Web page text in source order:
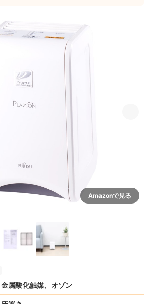
Amazonで見る
金属酸化触媒、オゾン